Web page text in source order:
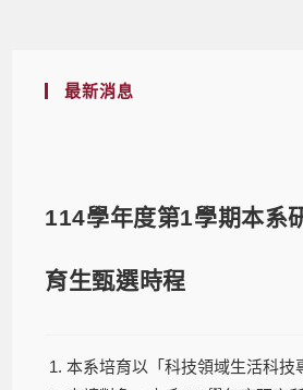
最新消息
114學年度第1學期本系
育生甄選時程
本系培育以「科技領域生活科技